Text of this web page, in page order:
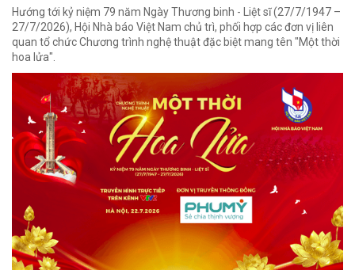
Hướng tới kỷ niệm 79 năm Ngày Thương binh - Liệt sĩ (27/7/1947 –
27/7/2026), Hội Nhà báo Việt Nam chủ trì, phối hợp các đơn vị liên
quan tổ chức Chương trình nghệ thuật đặc biệt mang tên "Một thời
hoa lửa".